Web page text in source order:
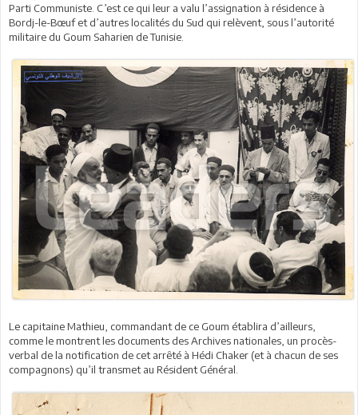
Parti Communiste. C’est ce qui leur a valu l’assignation à résidence à
Bordj-le-Bœuf et d’autres localités du Sud qui relèvent, sous l’autorité
militaire du Goum Saharien de Tunisie.
Le capitaine Mathieu, commandant de ce Goum établira d’ailleurs,
comme le montrent les documents des Archives nationales, un procès-
verbal de la notification de cet arrêté à Hédi Chaker (et à chacun de ses
compagnons) qu’il transmet au Résident Général.